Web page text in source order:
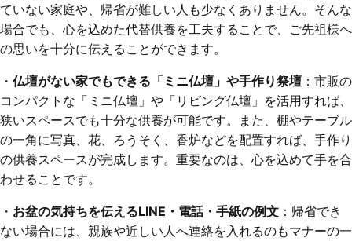
ていない家庭や、帰省が難しい人も少なくありません。そんな
場合でも、心を込めた代替供養を工夫することで、ご先祖様へ
の思いを十分に伝えることができます。
・ 仏壇がない家でもできる「ミニ仏壇」や手作り祭壇 ：市販の
コンパクトな「ミニ仏壇」や「リビング仏壇」を活用すれば、
狭いスペースでも十分な供養が可能です。また、棚やテーブル
の一角に写真、花、ろうそく、香炉などを配置すれば、手作り
の供養スペースが完成します。重要なのは、心を込めて手を合
わせることです。
・ お盆の気持ちを伝えるLINE・電話・手紙の例文 ：帰省でき
ない場合には、親族や近しい人へ連絡を入れるのもマナーの一